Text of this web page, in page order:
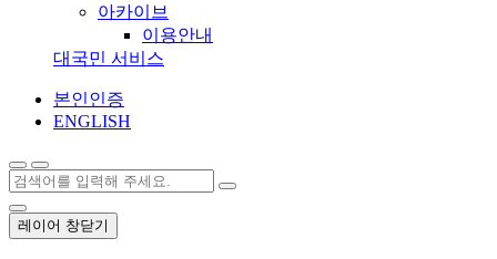
아카이브
이용안내
대국민 서비스
본인인증
ENGLISH
레이어 창닫기